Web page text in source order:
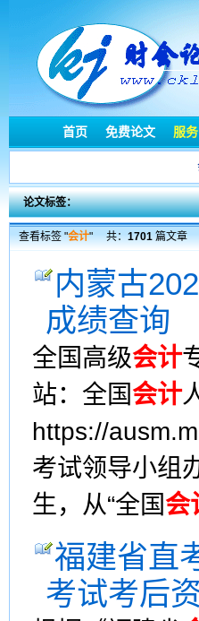
首页 免费论文 服
论文标签：
查看标签 "会计" 共：1701篇文章
内蒙古
成绩查询
全国高级会计
站：全国 会计
https://
考试领导小组
生，从“全国 会
福建省直
考试考后